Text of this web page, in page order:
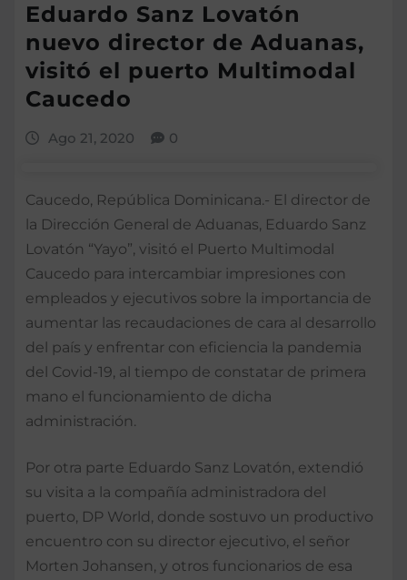
Eduardo Sanz Lovatón
nuevo director de Aduanas,
visitó el puerto Multimodal
Caucedo
Ago 21, 2020 0
Caucedo, República Dominicana.- El director de
la Dirección General de Aduanas, Eduardo Sanz
Lovatón “Yayo”, visitó el Puerto Multimodal
Caucedo para intercambiar impresiones con
empleados y ejecutivos sobre la importancia de
aumentar las recaudaciones de cara al desarrollo
del país y enfrentar con eficiencia la pandemia
del Covid-19, al tiempo de constatar de primera
mano el funcionamiento de dicha
administración.
Por otra parte Eduardo Sanz Lovatón, extendió
su visita a la compañía administradora del
puerto, DP World, donde sostuvo un productivo
encuentro con su director ejecutivo, el señor
Morten Johansen, y otros funcionarios de esa